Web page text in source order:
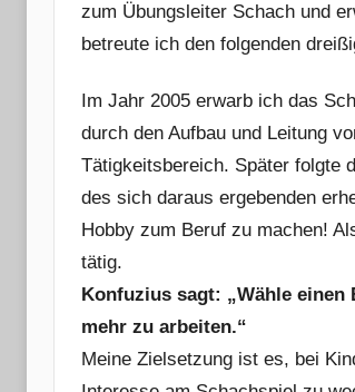
zum Übungsleiter Schach und
betreute ich den folgenden
Im Jahr 2005 erwarb ich das
durch den Aufbau und Leitung
Tätigkeitsbereich. Später folgte
des sich daraus ergebenden
Hobby zum Beruf zu machen!
tätig.
Konfuzius sagt: „Wähle
mehr zu arbeiten.“
Meine Zielsetzung ist es, bei